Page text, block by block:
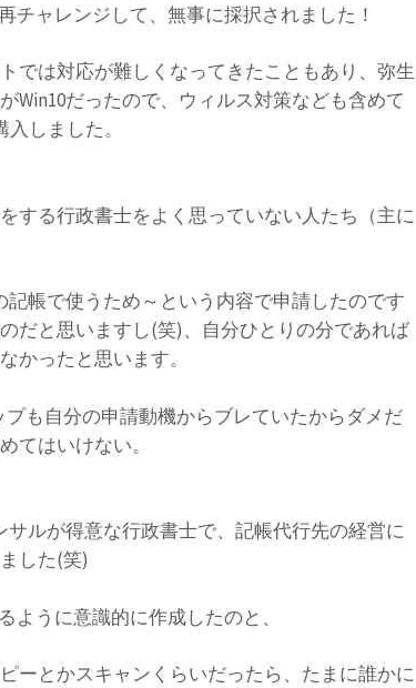
チャレンジして、無事に採択されました！
では対応が難しくなってきたこともあり、弥生
Win10だったので、ウィルス対策なども含めて
しました。
する行政書士をよく思っていない人たち（主に
帳で使うため～という内容で申請したのです
だと思いますし(笑)、自分ひとりの分であれば
かったと思います。
も自分の申請動機からブレていたからダメだ
てはいけない。
ルが得意な行政書士で、記帳代行先の経営に
した(笑)
うに意識的に作成したのと、
ーとかスキャンくらいだったら、たまに誰かに